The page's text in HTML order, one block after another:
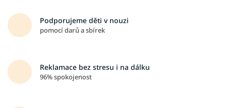
Podporujeme děti v nouzi
pomocí darů a sbírek
Reklamace bez stresu i na dálku
96% spokojenost